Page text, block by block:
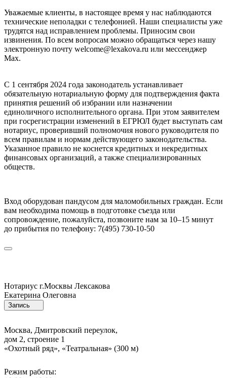
Уважаемые клиенты, в настоящее время у нас наблюдаются
технические неполадки с телефонией. Наши специалисты уже
трудятся над исправлением проблемы. Приносим свои
извинения. По всем вопросам можно обращаться через нашу
электронную почту welcome@lexakova.ru или мессенджер
Max.
С 1 сентября 2024 года законодатель устанавливает
обязательную нотариальную форму для подтверждения факта
принятия решений об избрании или назначении
единоличного исполнительного органа. При этом заявителем
при госрегистрации изменений в ЕГРЮЛ будет выступать сам
нотариус, проверивший полномочия нового руководителя по
всем правилам и нормам действующего законодательства.
Указанное правило не коснется кредитных и некредитных
финансовых организаций, а также специализированных
обществ.
Вход оборудован пандусом для маломобильных граждан. Если
вам необходима помощь в подготовке съезда или
сопровождение, пожалуйста, позвоните нам за 10–15 минут
до прибытия по телефону: 7(495) 730-10-50
Нотариус г.Москвы Лексакова
Екатерина Олеговна
Запись
Москва, Дмитровский переулок,
дом 2, строение 1
«Охотный ряд», «Театральная» (300 м)
Режим работы: